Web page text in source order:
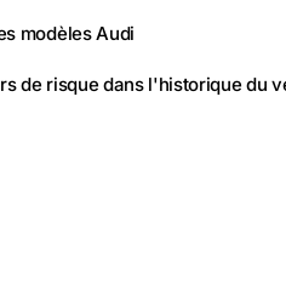
modèles Audi
de risque dans l'historique du